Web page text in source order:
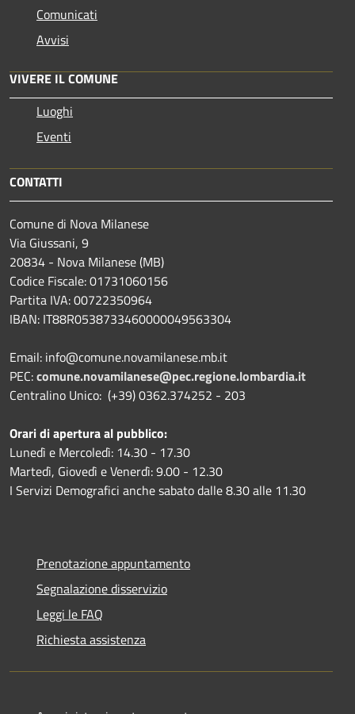
Comunicati
Avvisi
VIVERE IL COMUNE
Luoghi
Eventi
CONTATTI
Comune di Nova Milanese
Via Giussani, 9
20834 - Nova Milanese (MB)
Codice Fiscale: 01731060156
Partita IVA: 00722350964
IBAN: IT88R0538733460000049563304
Email: info@comune.novamilanese.mb.it
PEC:comune.novamilanese@pec.regione.lombardia.it
Centralino Unico: (+39) 0362.374252 - 203
Orari di apertura al pubblico:
Lunedì e Mercoledì: 14.30 - 17.30
Martedì, Giovedì e Venerdì: 9.00 - 12.30
I Servizi Demografici anche sabato dalle 8.30 alle 11.30
Prenotazione appuntamento
Segnalazione disservizio
Leggi le FAQ
Richiesta assistenza